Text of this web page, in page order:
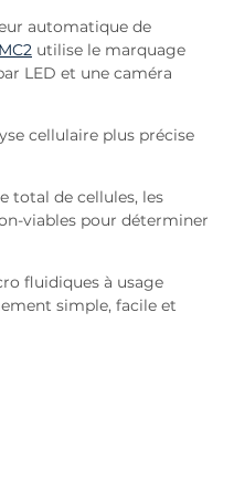
automatique de
utilise le marquage
LED et une caméra
cellulaire plus précise
total de cellules, les
viables pour déterminer
fluidiques à usage
simple, facile et